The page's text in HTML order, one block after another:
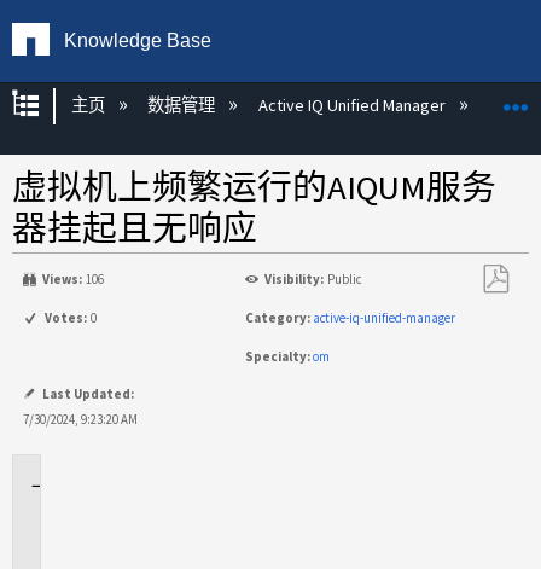
Knowledge Base
扩展/隐缩全局层次
主页 数据管理 Active IQ Unified Manager
虚拟机上频繁运行的AIQUM服务
器挂起且无响应
Views: 106 Visibility: Public
Votes: 0 Category: active-iq-unified-manager
Specialty:om
Last Updated:
7/30/2024, 9:23:20 AM